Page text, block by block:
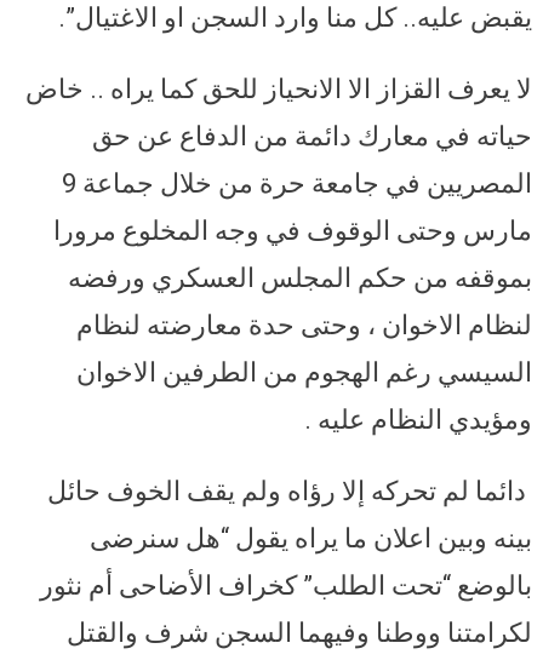
يقبض عليه.. كل منا وارد السجن او الاغتيال”.
لا يعرف القزاز الا الانحياز للحق كما يراه .. خاض
حياته في معارك دائمة من الدفاع عن حق
المصريين في جامعة حرة من خلال جماعة 9
مارس وحتى الوقوف في وجه المخلوع مرورا
بموقفه من حكم المجلس العسكري ورفضه
لنظام الاخوان ، وحتى حدة معارضته لنظام
السيسي رغم الهجوم من الطرفين الاخوان
ومؤيدي النظام عليه .
دائما لم تحركه إلا رؤاه ولم يقف الخوف حائل
بينه وبين اعلان ما يراه يقول “هل سنرضى
بالوضع “تحت الطلب” كخراف الأضاحى أم نثور
لكرامتنا ووطنا وفيهما السجن شرف والقتل